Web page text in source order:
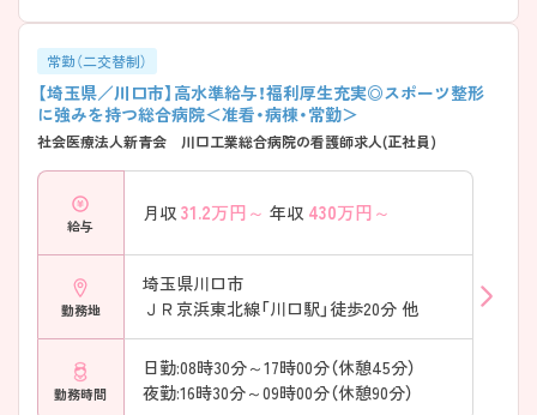
常勤（二交替制）
【埼玉県／川口市】高水準給与！福利厚生充実◎スポーツ整形
に強みを持つ総合病院＜准看・病棟・常勤＞
社会医療法人新青会 川口工業総合病院の看護師求人(正社員)
給与
月収 31.2万円～ 年収 430万円～
勤務地
埼玉県川口市
ＪＲ京浜東北線「川口駅」徒歩20分 他
勤務時間
日勤:08時30分～17時00分（休憩45分）
夜勤:16時30分～09時00分（休憩90分）